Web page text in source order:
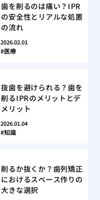
歯を削るのは痛い？IPR
の安全性とリアルな処置
の流れ
2026.02.01
医療
抜歯を避けられる？歯を
削るIPRのメリットとデ
メリット
2026.01.04
知識
削るか抜くか？歯列矯正
におけるスペース作りの
大きな選択